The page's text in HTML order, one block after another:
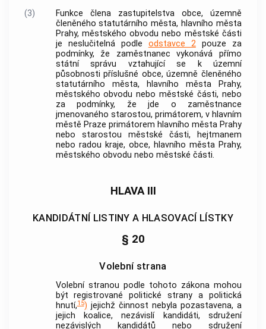
(3)
Funkce člena zastupitelstva obce, územně
členěného statutárního města, hlavního města
Prahy, městského obvodu nebo městské části
je neslučitelná podle odstavce 2pouze za
podmínky, že zaměstnanec vykonává přímo
státní správu vztahující se k územní
působnosti příslušné obce, územně členěného
statutárního města, hlavního města Prahy,
městského obvodu nebo městské části, nebo
za podmínky, že jde o zaměstnance
jmenovaného starostou, primátorem, v hlavním
městě Praze primátorem hlavního města Prahy
nebo starostou městské části, hejtmanem
nebo radou kraje, obce, hlavního města Prahy,
městského obvodu nebo městské části.
HLAVA III
KANDIDÁTNÍ LISTINY A HLASOVACÍ LÍSTKY
§ 20
Volební strana
Volební stranou podle tohoto zákona mohou
být registrované politické strany a politická
hnutí,15) jejichž činnost nebyla pozastavena, a
jejich koalice, nezávislí kandidáti, sdružení
nezávislých kandidátů nebo sdružení